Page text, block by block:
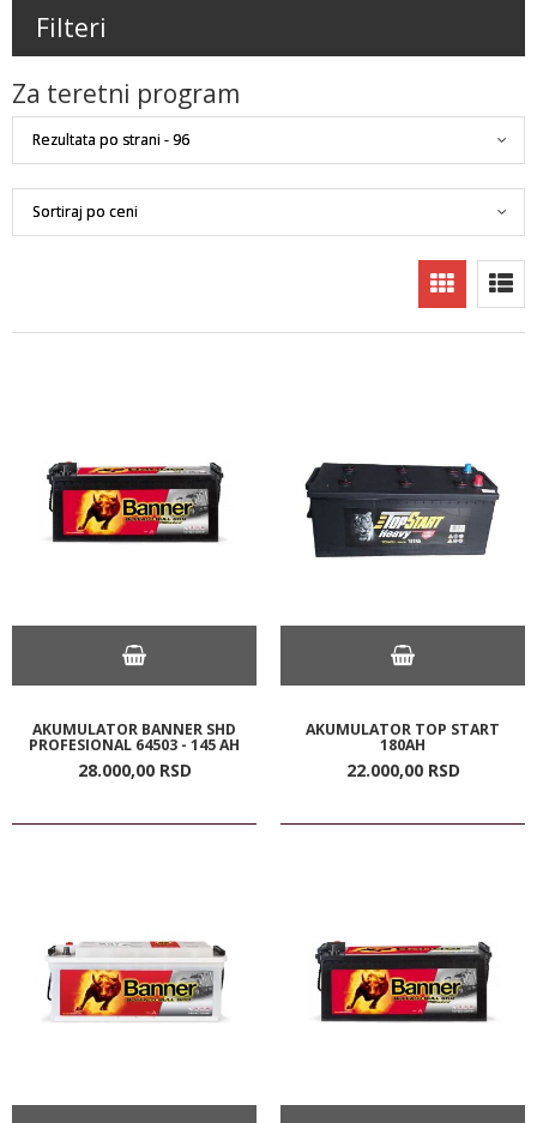
Filteri
Za teretni program
AKUMULATOR BANNER SHD
PROFESIONAL 64503 - 145 AH
28.000,00 RSD
AKUMULATOR TOP START
180AH
22.000,00 RSD